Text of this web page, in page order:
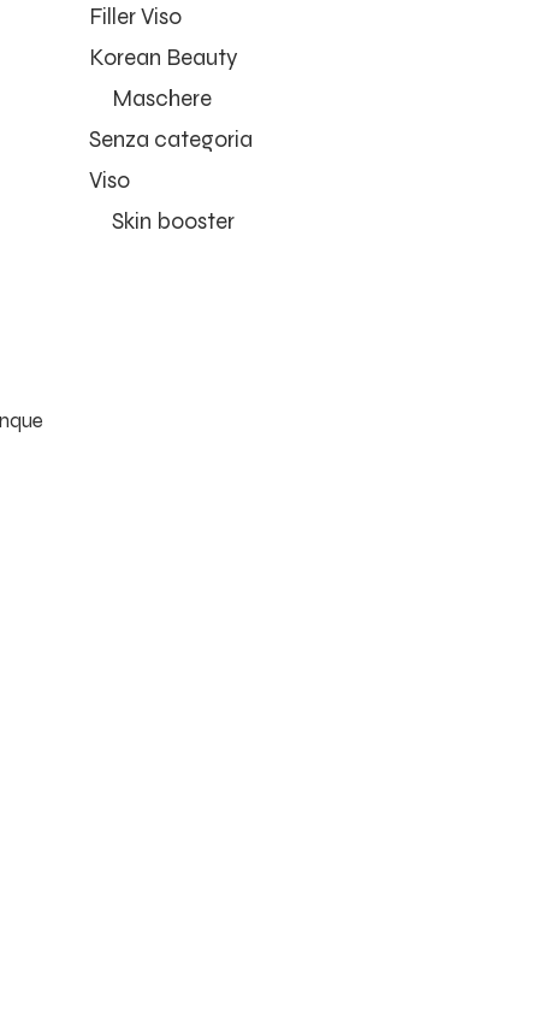
Filler Viso
Korean Beauty
Maschere
Senza categoria
Viso
Skin booster